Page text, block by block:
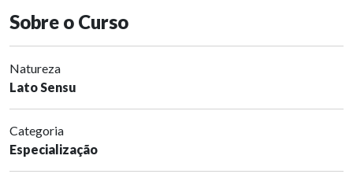
Sobre o Curso
Natureza
Lato Sensu
Categoria
Especialização